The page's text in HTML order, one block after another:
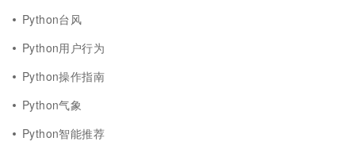
Python台风
Python用户行为
Python操作指南
Python气象
Python智能推荐